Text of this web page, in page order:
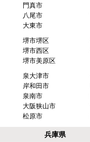
門真市
八尾市
大東市
堺市堺区
堺市西区
堺市美原区
泉大津市
岸和田市
泉南市
大阪狭山市
松原市
兵庫県